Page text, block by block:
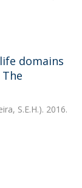
domains
S.E.H.). 2016.